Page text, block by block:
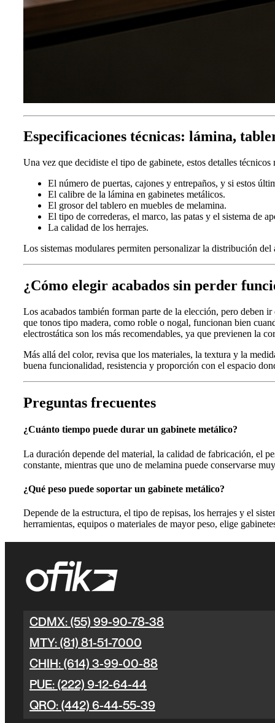
Especificaciones técnicas: lámina,
Una vez que decidiste el tipo de gabinete, estos detalles
El número de puertas, cajones y entrepaños, y si estos
El calibre de la lámina en gabinetes metálicos.
El grosor del tablero en muebles de melamina.
El tipo de correderas, el marco, las patas y el sistema de
La calidad de los herrajes.
Los sistemas modulares permiten personalizar la distribución
¿Cómo elegir acabados sin perder
Los acabados también forman parte de la elección, pero deben
que tonos tipo madera, como roble o nogal, funcionan bien
electrostática son los más recomendables, ya que previenen la
Más allá del color, revisa que los materiales, la textura y la
buena funcionalidad, resistencia y proporción con el espacio
Preguntas frecuentes
¿Cuánto tiempo puede durar un gabinete metálico?
La duración depende del material, la calidad de fabricación, el
constante, mientras que uno de melamina puede conservarse
¿Qué peso puede soportar un gabinete metálico?
Depende de la estructura, el tipo de repisas, los herrajes y el
herramientas, equipos o materiales de mayor peso, elige
CDMX: (55) 99-90-78-38
MTY: (81) 81-51-7000
CHIH: (614) 3-99-00-88
PUE: (222) 9-12-64-44
QRO: (442) 6-44-55-39